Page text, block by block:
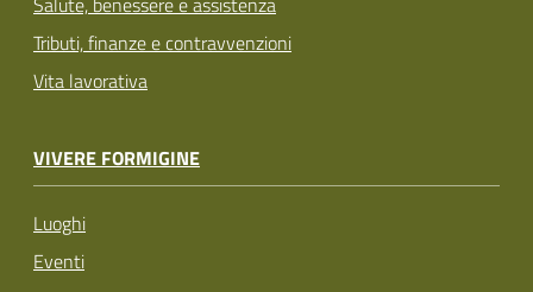
Tributi, finanze e contravvenzioni
Vita lavorativa
VIVERE FORMIGINE
Luoghi
Eventi